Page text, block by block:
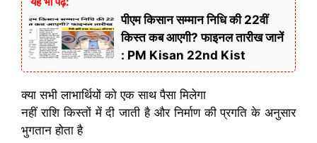
पीएम किसान सम्मान निधि की 22वीं
किस्त कब आएगी? फाइनल तारीख जानें
: PM Kisan 22nd Kist
क्या सभी लाभार्थियों को एक साथ पैसा मिलेगा
नहीं राशि किस्तों में दी जाती है और निर्माण की प्रगति के अनुसार
भुगतान होता है